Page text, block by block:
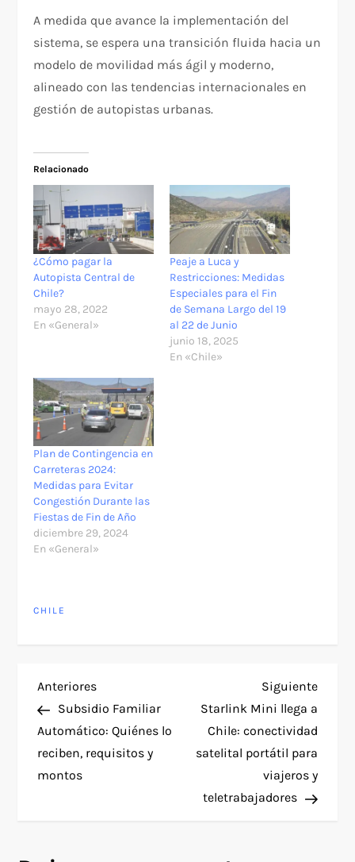
A medida que avance la implementación del
sistema, se espera una transición fluida hacia un
modelo de movilidad más ágil y moderno,
alineado con las tendencias internacionales en
gestión de autopistas urbanas.
Relacionado
¿Cómo pagar la
Autopista Central de
Chile?
mayo 28, 2022
En «General»
Peaje a Luca y
Restricciones: Medidas
Especiales para el Fin
de Semana Largo del 19
al 22 de Junio
junio 18, 2025
En «Chile»
Plan de Contingencia en
Carreteras 2024:
Medidas para Evitar
Congestión Durante las
Fiestas de Fin de Año
diciembre 29, 2024
En «General»
CHILE
N
a
v
Entrada
anterior
Anteriores
Subsidio Familiar
Automático: Quiénes lo
reciben, requisitos y
montos
Siguiente
Starlink Mini llega a
Chile: conectividad
satelital portátil para
viajeros y
teletrabajadores